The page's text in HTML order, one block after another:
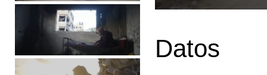
Datos